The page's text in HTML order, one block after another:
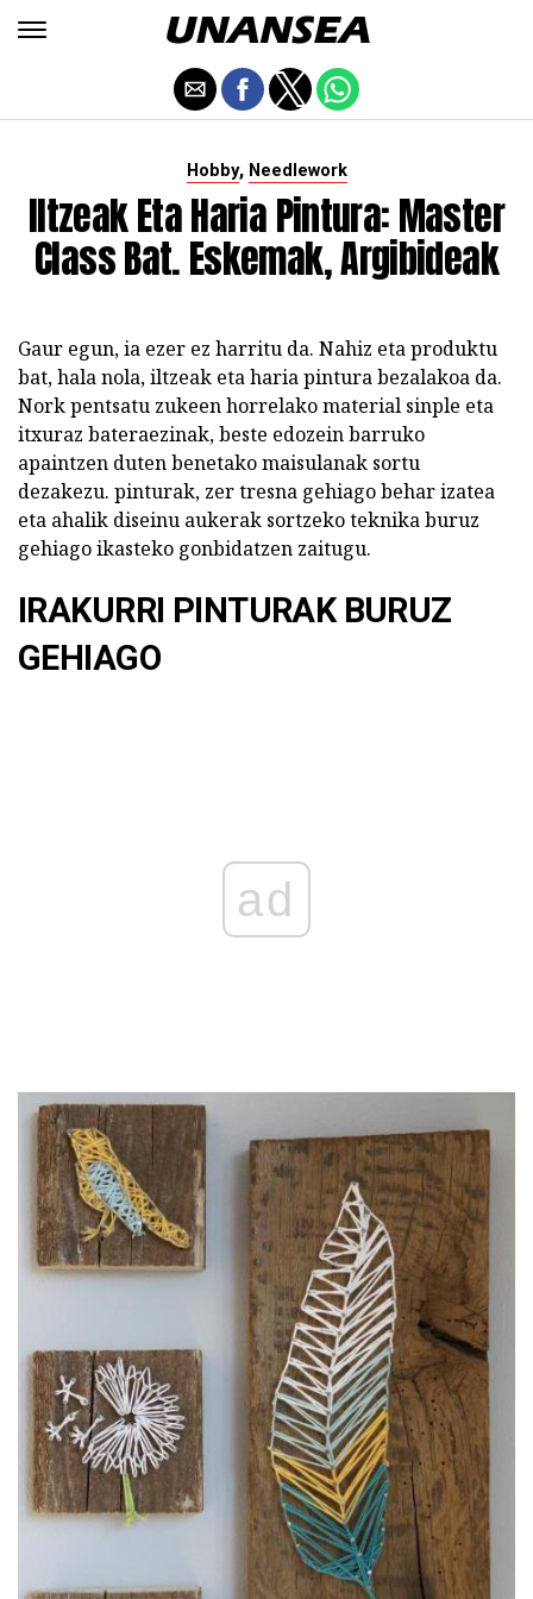
Hobby, Needlework
Iltzeak Eta Haria Pintura: Master
Class Bat. Eskemak, Argibideak
Gaur egun, ia ezer ez harritu da. Nahiz eta produktu
bat, hala nola, iltzeak eta haria pintura bezalakoa da.
Nork pentsatu zukeen horrelako material sinple eta
itxuraz bateraezinak, beste edozein barruko
apaintzen duten benetako maisulanak sortu
dezakezu. pinturak, zer tresna gehiago behar izatea
eta ahalik diseinu aukerak sortzeko teknika buruz
gehiago ikasteko gonbidatzen zaitugu.
IRAKURRI PINTURAK BURUZ
GEHIAGO
ad